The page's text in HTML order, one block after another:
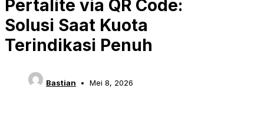
Pertalite via QR Code:
Solusi Saat Kuota
Terindikasi Penuh
Bastian Mei 8, 2026